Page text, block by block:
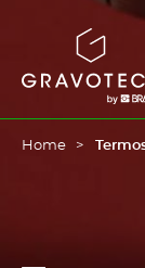
Gravotech
Home